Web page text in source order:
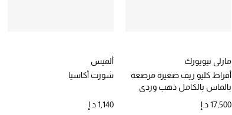
مارلي نيويورك
أقراط كليو ريف صغيرة مرصعة
بالماس بالكامل ذهب وردي
17,500 د.إ
ألميس
شورت أكاسيا
1,140 د.إ